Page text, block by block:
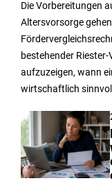
Die Vorbereitungen
Altersvorsorge
bestehender
aufzuzeigen, wann
wirtschaftlich